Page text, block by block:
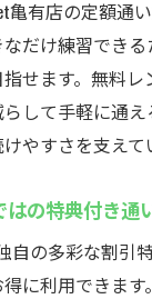
亀有店の定額通
だけ練習でき
せます。無料
して手軽に通
やすさを支えて
の特典付き通
自の多彩な割引
に利用できま